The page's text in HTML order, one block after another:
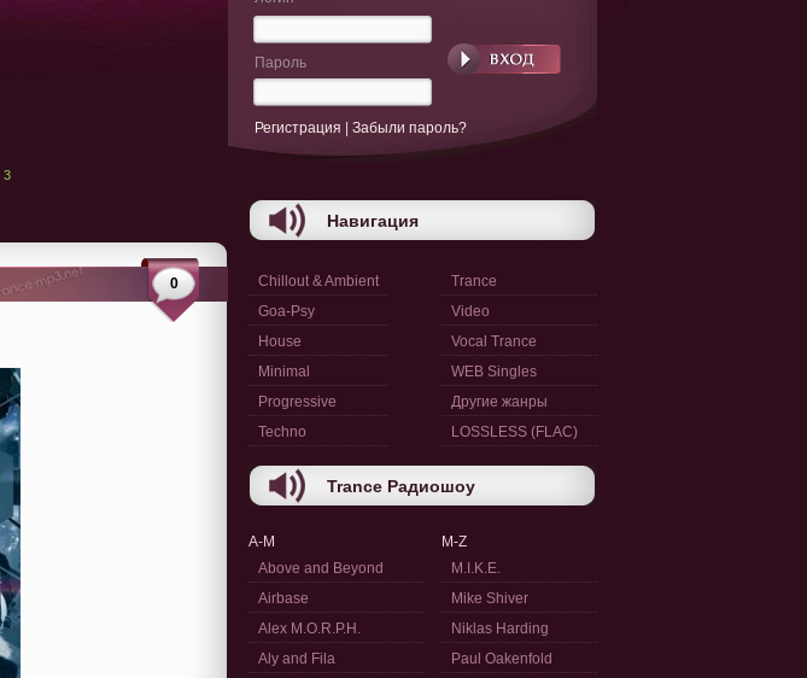
3
0
Пароль
Регистрация Забыли пароль?
Навигация
Chillout & Ambient
Goa-Psy
House
Minimal
Progressive
Techno
Trance
Video
Vocal Trance
WEB Singles
Другие жанры
LOSSLESS (FLAC)
Trance Радиошоу
A-M
Above and Beyond
Airbase
Alex M.O.R.P.H.
Aly and Fila
M-Z
M.I.K.E.
Mike Shiver
Niklas Harding
Paul Oakenfold